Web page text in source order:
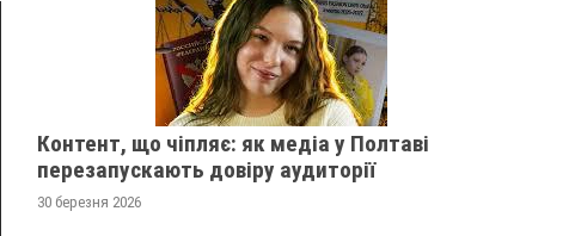
Контент, що чіпляє: як медіа у Полтаві
перезапускають довіру аудиторії
30 березня 2026